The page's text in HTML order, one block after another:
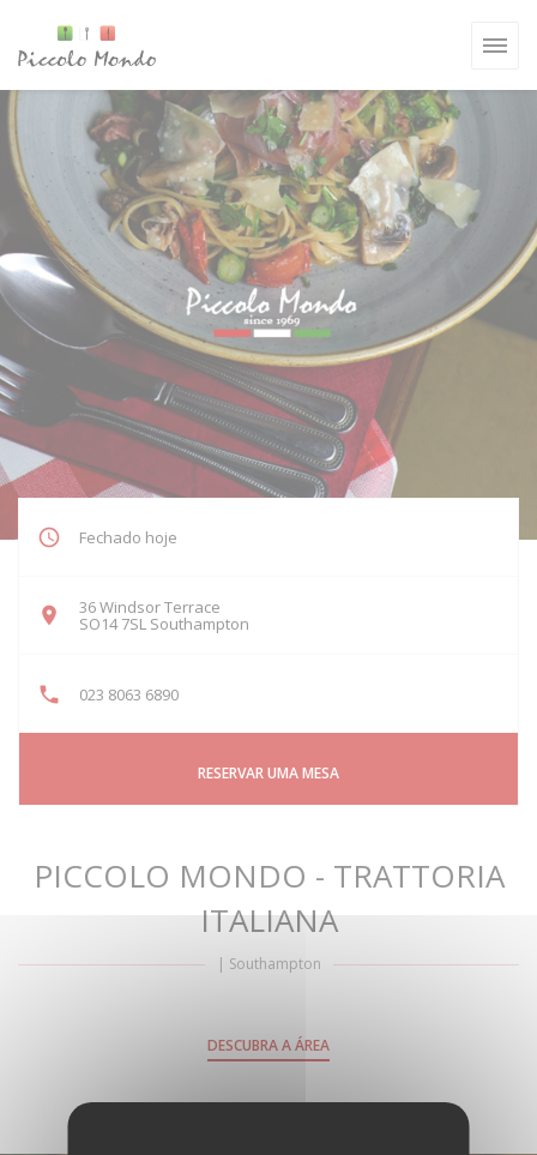
Fechado hoje
36 Windsor Terrace
SO14 7SL Southampton
023 8063 6890
RESERVAR UMA MESA
PICCOLO MONDO - TRATTORIA
ITALIANA
| Southampton
DESCUBRA A ÁREA